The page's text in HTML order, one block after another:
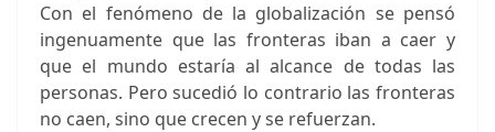
Con el fenómeno de la globalización se pensó
ingenuamente que las fronteras iban a caer y
que el mundo estaría al alcance de todas las
personas. Pero sucedió lo contrario las fronteras
no caen, sino que crecen y se refuerzan.